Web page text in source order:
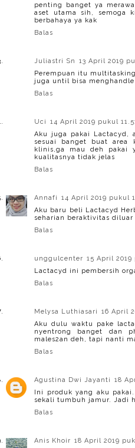
penting banget ya
aset utama sih, semoga
berbahaya ya kak
Balas
Juliastri Sn
13 April 2019
Perempuan itu
juga until bisa menghandle
Balas
Uci
14 April 2019 pukul
Aku juga pakai Lactacyd,
sesuai banget buat area
klinis,ga mau deh pakai
kualitasnya tidak jelas
Balas
Annafi
14 April 2019 pukul
Aku baru beli Lactacyd
seharian beraktivitas diluar
Balas
unggulcenter 15 April 2019
Lactacyd ini pembersih
Balas
Melysa Luthiasari
16 April
Aku dulu waktu pake
nyentrong banget dan
males2an deh, tapi nanti
Balas
Agustina Dwi Jayanti
18
Ini produk yang aku
sekali tumbuh jamur. Jadi
Balas
Anis Khoir 18 April 2019